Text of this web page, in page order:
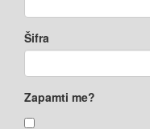
Šifra
Zapamti me?